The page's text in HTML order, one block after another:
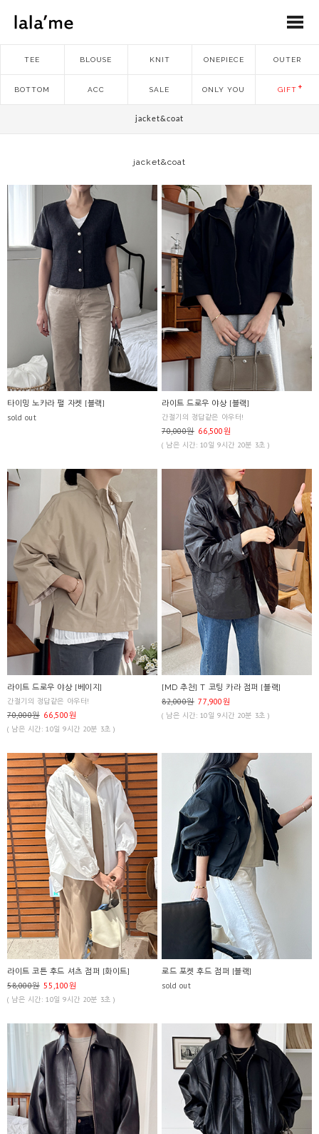
TEE BLOUSE KNIT ONEPIECE OUTER
BOTTOM ACC SALE ONLY YOU GIFT
jacket&coat
jacket&coat
타이밍 노카라 펄 자켓 [블랙]
sold out
라이트 드로우 야상 [블랙]
간절기의 정답같은 아우터!
70,000원 66,500원
( 남은 시간: 10일 9시간 20분 3초 )
라이트 드로우 야상 [베이지]
간절기의 정답같은 아우터!
70,000원 66,500원
( 남은 시간: 10일 9시간 20분 3초 )
[MD 추천] T 코팅 카라 점퍼 [블랙]
82,000원 77,900원
( 남은 시간: 10일 9시간 20분 3초 )
라이트 코튼 후드 셔츠 점퍼 [화이트]
58,000원 55,100원
( 남은 시간: 10일 9시간 20분 3초 )
로드 포켓 후드 점퍼 [블랙]
sold out